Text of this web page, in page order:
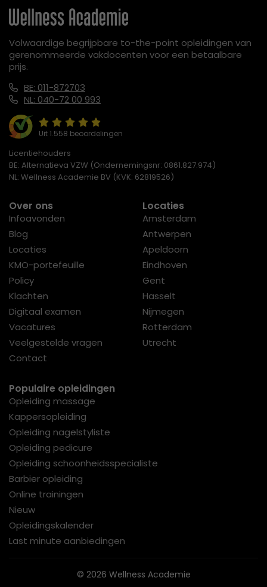
Volwaardige begrijpbare to-the-point opleidingen van
gerenommeerde vakdocenten voor een betaalbare
prijs.
BE: 011-872703
NL: 040-72 00 993
Uit 1.558 beoordelingen
Licentiehouders
BE: Alternatieva VZW (Ondernemingsnr: 0861.827.974)
NL: Wellness Academie BV (KVK: 62819526)
Over ons
Infoavonden
Blog
Locaties
KMO-portefeuille
Policy
Klachten
Digitaal examen
Vacatures
Veelgestelde vragen
Contact
Locaties
Amsterdam
Antwerpen
Apeldoorn
Eindhoven
Gent
Hasselt
Nijmegen
Rotterdam
Utrecht
Populaire opleidingen
Opleiding massage
Kappersopleiding
Opleiding nagelstyliste
Opleiding pedicure
Opleiding schoonheidsspecialiste
Barbier opleiding
Online trainingen
Nieuw
Opleidingskalender
Last minute aanbiedingen
© 2026 Wellness Academie